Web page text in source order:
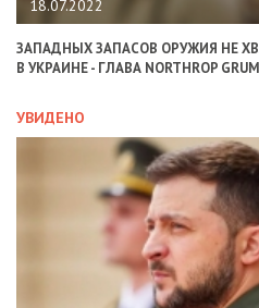
18.07.2022
ЗАПАДНЫХ ЗАПАСОВ ОРУЖИЯ НЕ
В УКРАИНЕ - ГЛАВА NORTHROP
УВИДЕНО